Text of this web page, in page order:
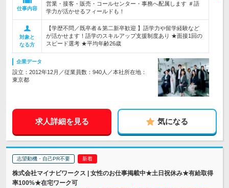
仕事内容
営業・接客・販売・コールセンター・事務へ配属します ＃語
学力が活かせるフィールドも！
対象と
なる方
【学歴不問／既卒者＆第二新卒歓迎 】語学力や留学経験など
が活かせます！語学のスキルアップ支援制度あり ★面接1回の
スピード選考 ★平均年齢26歳
企業データ
設立：2012年12月／従業員数：940人／本社所在地：
東京都
求人詳細を見る 気になる
志望動機・自己PR不要
株式会社マイナビワークス | 女性のお仕事掲載中★土日祝休み★有給取得
率100%★在宅ワーク可